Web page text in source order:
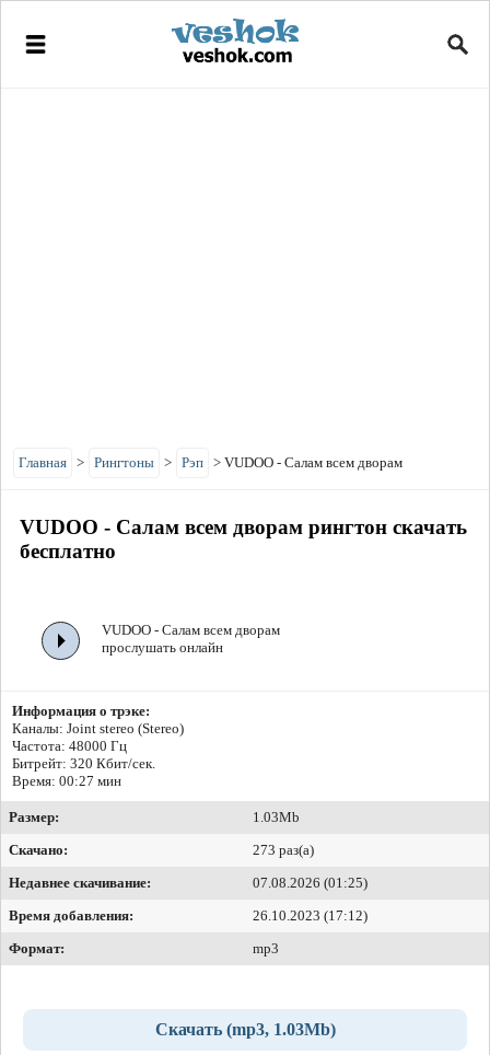
Главная > Рингтоны > Рэп > VUDOO - Салам всем дворам
VUDOO - Салам всем дворам рингтон скачать
бесплатно
VUDOO - Салам всем дворам
прослушать онлайн
Информация о трэке:
Каналы: Joint stereo (Stereo)
Частота: 48000 Гц
Битрейт: 320 Кбит/сек.
Время: 00:27 мин
Размер:
1.03Mb
Скачано:
273 раз(а)
Недавнее скачивание:
07.08.2026 (01:25)
Время добавления:
26.10.2023 (17:12)
Формат:
mp3
Скачать (mp3, 1.03Mb)